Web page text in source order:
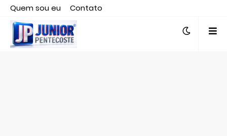
Quem sou eu
Contato
Editor responsável, jornalista Clovis Almeida.